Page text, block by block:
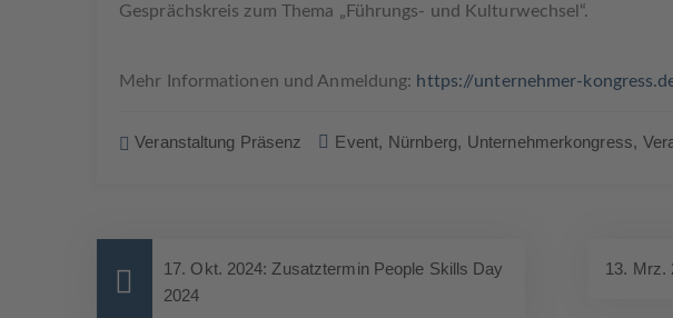
Gesprächskreis zum Thema „Führungs- und Kulturwechsel“.
Mehr Informationen und Anmeldung: https://unternehmer-
Veranstaltung Präsenz Event, Nürnberg, Unternehmerkongress,
17. Okt. 2024: Zusatztermin People Skills Day
2024
13. Mrz.